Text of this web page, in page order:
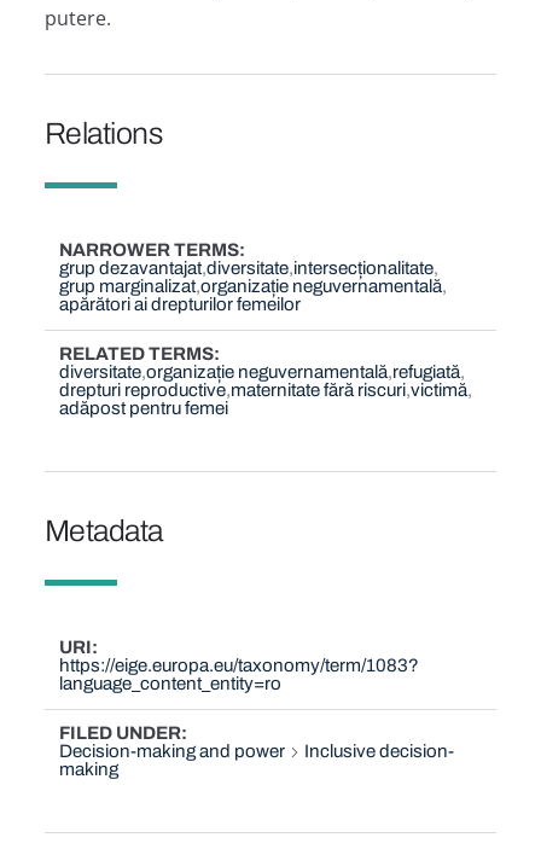
putere.
Relations
NARROWER TERMS
grup dezavantajat diversitate intersecționalitate
grup marginalizat organizație neguvernamentală
apărători ai drepturilor femeilor
RELATED TERMS
diversitate organizație neguvernamentală refugiată
drepturi reproductive maternitate fără riscuri victimă
adăpost pentru femei
Metadata
URI
https://eige.europa.eu/taxonomy/term/1083?
language_content_entity=ro
FILED UNDER
Decision-making and power
Inclusive decision-
making